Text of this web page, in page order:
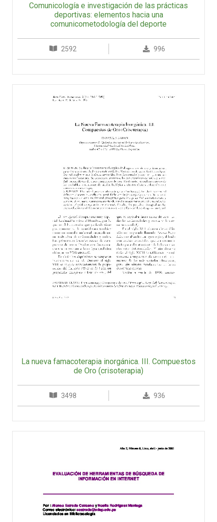
Comunicología e investigación de las prácticas
deportivas: elementos hacia una
comunicometodología del deporte
2592 996
La nueva famacoterapia inorgánica. III. Compuestos
de Oro (crisoterapia)
3498 936